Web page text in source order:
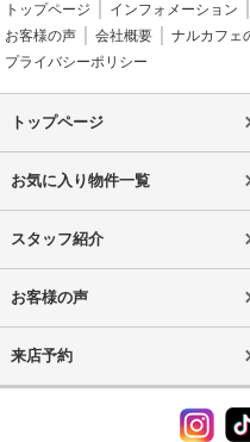
トップページ インフォメーション
お客様の声
会社概要 ナルカフェ
プライバシーポリシー
トップページ
お気に入り物件一覧
スタッフ紹介
お客様の声
来店予約